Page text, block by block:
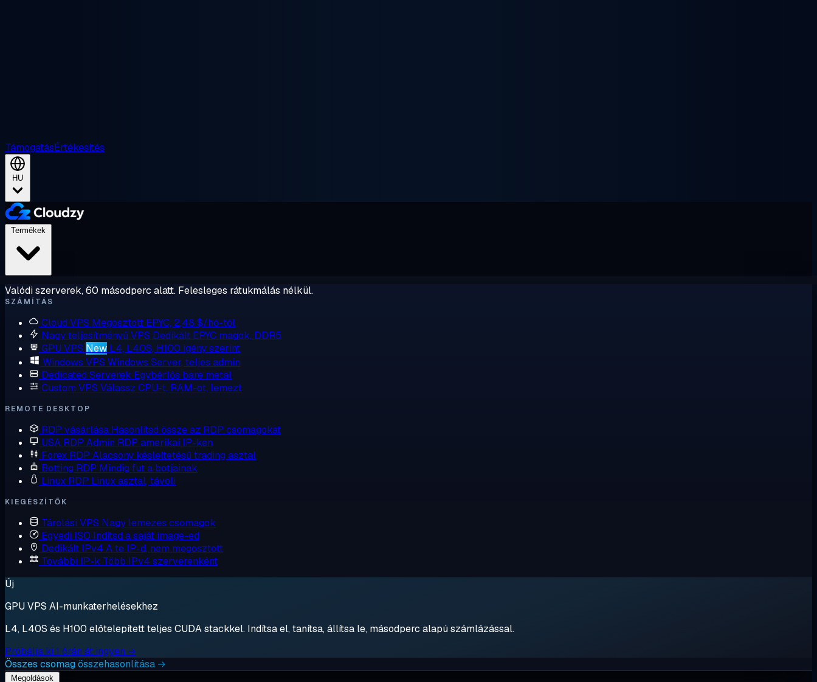
TámogatásÉrtékesítés
HU
Valódi szerverek, 60 másodperc alatt. Felesleges rátukmálás nélkül.
SZÁMÍTÁS
Cloud VPS Megosztott EPYC, 2,48 $/hó-tól
Nagy teljesítményű VPS Dedikált EPYC magok, DDR5
GPU VPS New L4, L40S, H100 igény szerint
Windows VPS Windows Server, teljes admin
Dedicated Serverek Egybérlős bare metal
Custom VPS Válassz CPU-t, RAM-ot, lemezt
REMOTE DESKTOP
RDP vásárlása Hasonlítsd össze az RDP csomagokat
USA RDP Admin RDP amerikai IP-ken
Forex RDP Alacsony késleltetésű trading asztal
Botting RDP Mindig fut a botjainak
Linux RDP Linux asztal, távoli
KIEGÉSZÍTŐK
Tárolási VPS Nagy lemezes csomagok
Egyedi ISO Indítsd a saját image-ed
Dedikált IPv4 A te IP-d, nem megosztott
További IP-k Több IPv4 szerverenként
Új
GPU VPS AI-munkaterhelésekhez
L4, L40S és H100 előtelepített teljes CUDA stackkel. Indítsa el, tanítsa, állítsa le, másodperc alapú számlázással.
Próbálja ki 1 órán át ingyen →
Összes csomag összehasonlítása →